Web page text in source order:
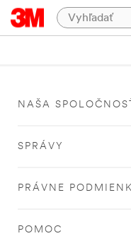
NAŠA
SPRÁVY
PRÁVNE
POMOC